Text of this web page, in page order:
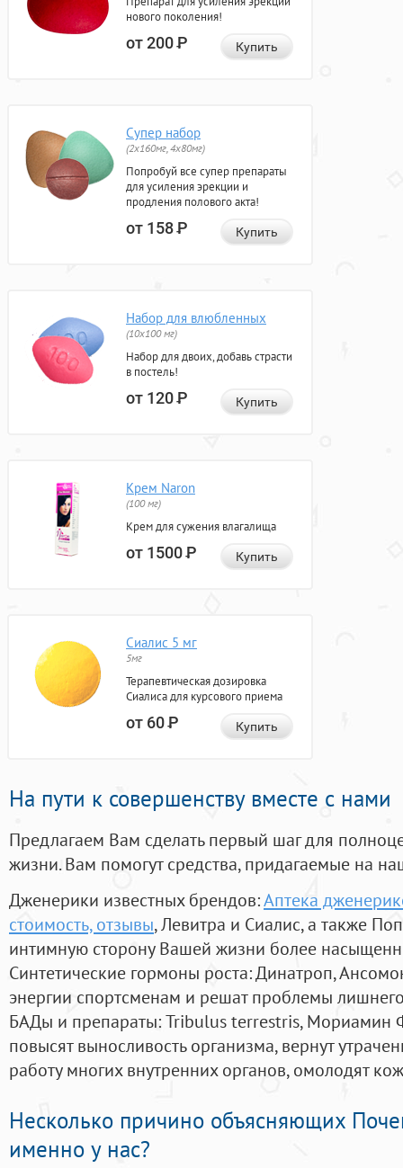
нового поколения!
от 200Р Купить
Супер набор
(2х160мг, 4х80мг)
Попробуй все супер препараты
для усиления эрекции и
продления полового акта!
от 158Р Купить
Набор для влюбленных
(10х100 мг)
Набор для двоих, добавь страсти
в постель!
от 120Р Купить
Крем Naron
(100 мг)
Крем для сужения влагалища
от 1500Р Купить
Сиалис 5 мг
5мг
Терапевтическая дозировка
Сиалиса для курсового приема
от 60Р Купить
На пути к совершенству вместе с нами
Предлагаем Вам сделать первый шаг для
жизни. Вам помогут средства, придагаемые на
Дженерики известных брендов:Аптека
стоимость, отзывы, Левитра и Сиалис, а также
интимную сторону Вашей жизни более
Синтетические гормоны роста: Динатроп,
энергии спортсменам и решат проблемы
БАДы и препараты:Tribulus terrestris, Мориамин
повысят выносливость организма, вернут
работу многих внутренних органов, омолодят
Несколько причино объясняющих
именно у нас?